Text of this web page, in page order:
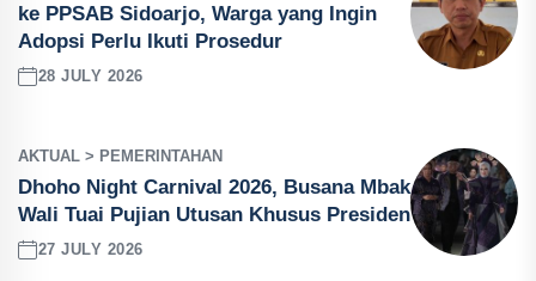
ke PPSAB Sidoarjo, Warga yang Ingin
Adopsi Perlu Ikuti Prosedur
28 JULY 2026
AKTUAL > PEMERINTAHAN
Dhoho Night Carnival 2026, Busana Mbak
Wali Tuai Pujian Utusan Khusus Presiden
27 JULY 2026